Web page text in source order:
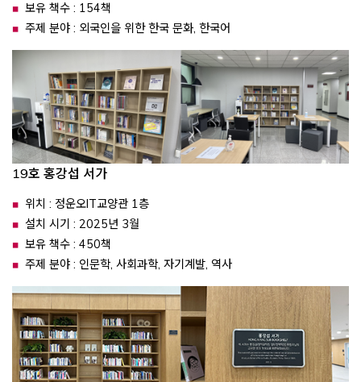
보유 책수 : 154책
주제 분야 : 외국인을 위한 한국 문화, 한국어
19호 홍강섭 서가
위치 : 정운오IT교양관 1층
설치 시기 : 2025년 3월
보유 책수 : 450책
주제 분야 : 인문학, 사회과학, 자기계발, 역사